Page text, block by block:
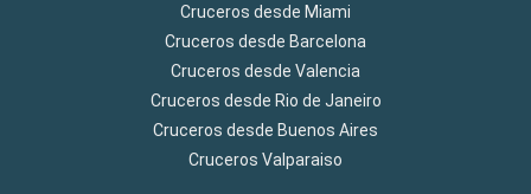
Cruceros desde Miami
Cruceros desde Barcelona
Cruceros desde Valencia
Cruceros desde Rio de Janeiro
Cruceros desde Buenos Aires
Cruceros Valparaiso